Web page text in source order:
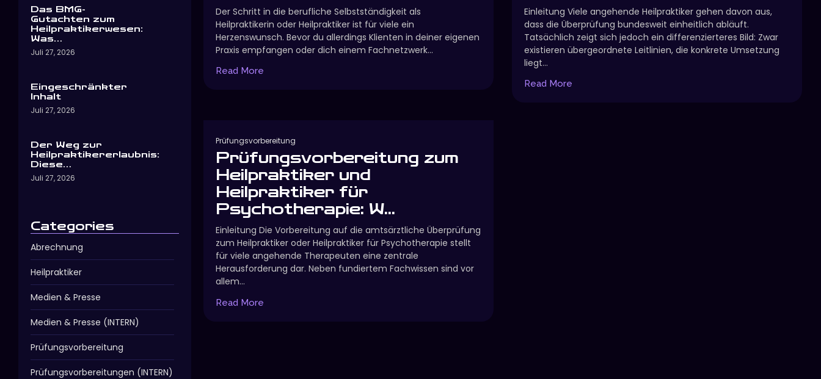
Das BMG-
Gutachten zum
Heilpraktikerwesen:
Was…
Juli 27, 2026
Eingeschränkter
Inhalt
Juli 27, 2026
Der Weg zur
Heilpraktikererlaubnis:
Diese…
Juli 27, 2026
Categories
Abrechnung
Heilpraktiker
Medien & Presse
Medien & Presse (INTERN)
Prüfungsvorbereitung
Prüfungsvorbereitungen (INTERN)
Der Schritt in die berufliche Selbstständigkeit als
Heilpraktikerin oder Heilpraktiker ist für viele ein
Herzenswunsch. Bevor du allerdings Klienten in deiner eigenen
Praxis empfangen oder dich einem Fachnetzwerk...
Read More
Einleitung Viele angehende Heilpraktiker gehen davon aus,
dass die Überprüfung bundesweit einheitlich abläuft.
Tatsächlich zeigt sich jedoch ein differenzierteres Bild: Zwar
existieren übergeordnete Leitlinien, die konkrete Umsetzung
liegt...
Read More
Prüfungsvorbereitung
Prüfungsvorbereitung zum
Heilpraktiker und
Heilpraktiker für
Psychotherapie: W...
Einleitung Die Vorbereitung auf die amtsärztliche Überprüfung
zum Heilpraktiker oder Heilpraktiker für Psychotherapie stellt
für viele angehende Therapeuten eine zentrale
Herausforderung dar. Neben fundiertem Fachwissen sind vor
allem...
Read More